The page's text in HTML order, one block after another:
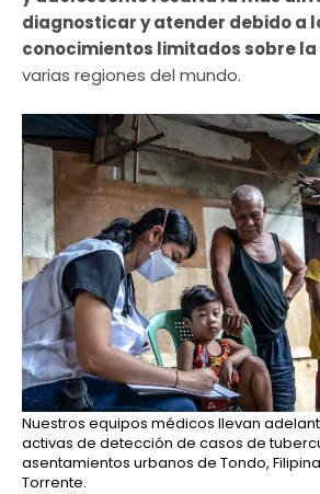
diagnosticar y atender debido a
conocimientos limitados sobre
varias regiones del mundo.
Nuestros equipos médicos llevan
activas de detección de casos de
asentamientos urbanos de Tondo,
Torrente.